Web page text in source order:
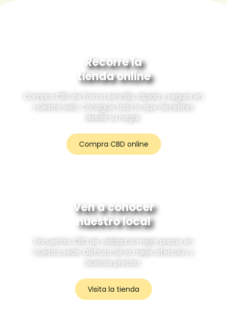
Recorre la
tienda online
Compra CBD de forma sencilla, rápida y segura en
nuestra web. Consigue todo lo que necesites
desde tu hogar.
Compra CBD online
Ven a conocer
nuestro local
Encuentra CBD de calidad al mejor precio en
nuestra sede. Disfruta de la mejor atención y
buenos precios.
Visita la tienda